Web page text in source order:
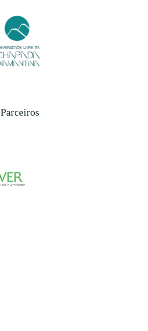
Parceiros